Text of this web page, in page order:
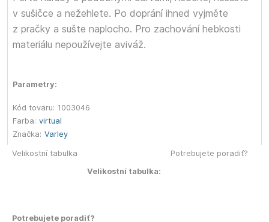
v sušičce a nežehlete. Po doprání ihned vyjměte
z pračky a sušte naplocho. Pro zachování hebkosti
materiálu nepoužívejte aviváž.
Parametry:
Kód tovaru: 1003046
Farba: virtual
Značka: Varley
Velikostní tabulka
Velikostní tabulka:
Potrebujete poradiť?
Potrebujete poradiť?